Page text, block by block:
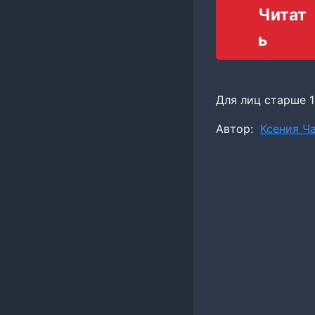
Читат
ь
Для лиц старше
Метки
Автор: Ксения